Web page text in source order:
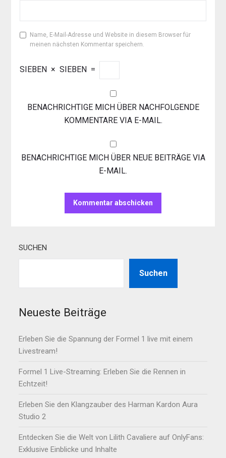
Name, E-Mail-Adresse und Website in diesem Browser für
meinen nächsten Kommentar speichern.
SIEBEN × SIEBEN =
BENACHRICHTIGE MICH ÜBER NACHFOLGENDE
KOMMENTARE VIA E-MAIL.
BENACHRICHTIGE MICH ÜBER NEUE BEITRÄGE VIA
E-MAIL.
SUCHEN
Suchen
Neueste Beiträge
Erleben Sie die Spannung der Formel 1 live mit einem
Livestream!
Formel 1 Live-Streaming: Erleben Sie die Rennen in
Echtzeit!
Erleben Sie den Klangzauber des Harman Kardon Aura
Studio 2
Entdecken Sie die Welt von Lilith Cavaliere auf OnlyFans:
Exklusive Einblicke und Inhalte